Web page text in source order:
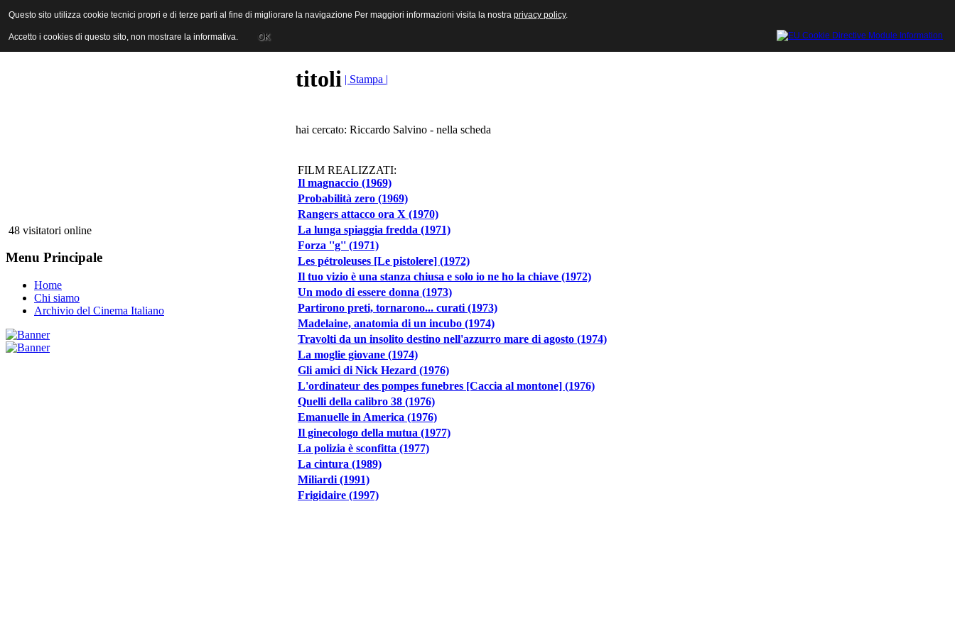
ANICA | Associazione Nazionale Industrie Cinematografiche Audiovisive e Multimediali
48 visitatori online
Menu Principale
Home
Chi siamo
Archivio del Cinema Italiano
titoli | Stampa |
hai cercato: Riccardo Salvino - nella scheda
FILM REALIZZATI:
Il magnaccio (1969)
Probabilità zero (1969)
Rangers attacco ora X (1970)
La lunga spiaggia fredda (1971)
Forza ''g'' (1971)
Les pétroleuses [Le pistolere] (1972)
Il tuo vizio è una stanza chiusa e solo io ne ho la chiave (1972)
Un modo di essere donna (1973)
Partirono preti, tornarono... curati (1973)
Madelaine, anatomia di un incubo (1974)
Travolti da un insolito destino nell'azzurro mare di agosto (1974)
La moglie giovane (1974)
Gli amici di Nick Hezard (1976)
L'ordinateur des pompes funebres [Caccia al montone] (1976)
Quelli della calibro 38 (1976)
Emanuelle in America (1976)
Il ginecologo della mutua (1977)
La polizia è sconfitta (1977)
La cintura (1989)
Miliardi (1991)
Frigidaire (1997)
Questo sito utilizza cookie tecnici propri e di terze parti al fine di migliorare la navigazione Per maggiori informazioni visita la nostra privacy policy.
Accetto i cookies di questo sito, non mostrare la informativa. OK
Questo sito utilizza cookie tecnici propri e di terze parti al fine di migliorare la navigazione Per maggiori informazioni visita la nostra privacy policy.
Accetto i cookies di questo sito, non mostrare la informativa. OK